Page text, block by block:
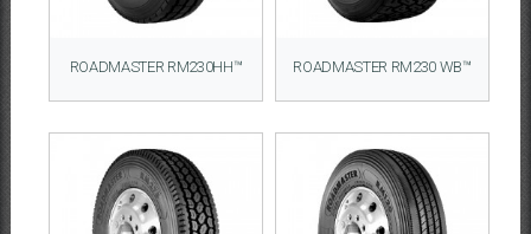
ROADMASTER RM230HH™ ROADMASTER RM230 WB™